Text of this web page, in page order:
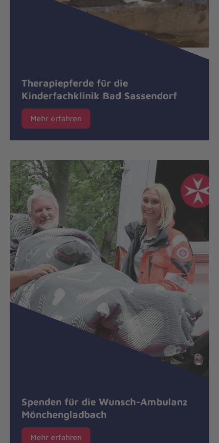
Therapiepferde für die
Kinderfachklinik Bad Sassendorf
Mehr erfahren
Spenden für die Wunsch-Ambulanz
Mönchengladbach
Mehr erfahren